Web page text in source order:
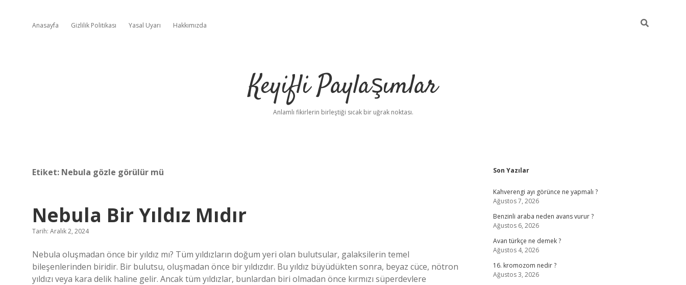
Anasayfa Gizlilik Politikası Yasal Uyarı Hakkımızda
Keyifli Paylaşımlar
Anlamlı fikirlerin birleştiği sıcak bir uğrak noktası.
Etiket: Nebula gözle görülür mü
Nebula Bir Yıldız Mıdır
Tarih: Aralık 2, 2024
Nebula oluşmadan önce bir yıldız mı? Tüm yıldızların doğum yeri olan bulutsular, galaksilerin temel
bileşenlerinden biridir. Bir bulutsu, oluşmadan önce bir yıldızdır. Bu yıldız büyüdükten sonra, beyaz cüce, nötron
yıldızı veya kara delik haline gelir. Ancak tüm yıldızlar, bunlardan biri olmadan önce kırmızı süperdevlere
Sidebar
Son Yazılar
Kahverengi ayı görünce ne yapmalı ?
Ağustos 7, 2026
Benzinli araba neden avans vurur ?
Ağustos 6, 2026
Avan türkçe ne demek ?
Ağustos 4, 2026
16. kromozom nedir ?
Ağustos 3, 2026